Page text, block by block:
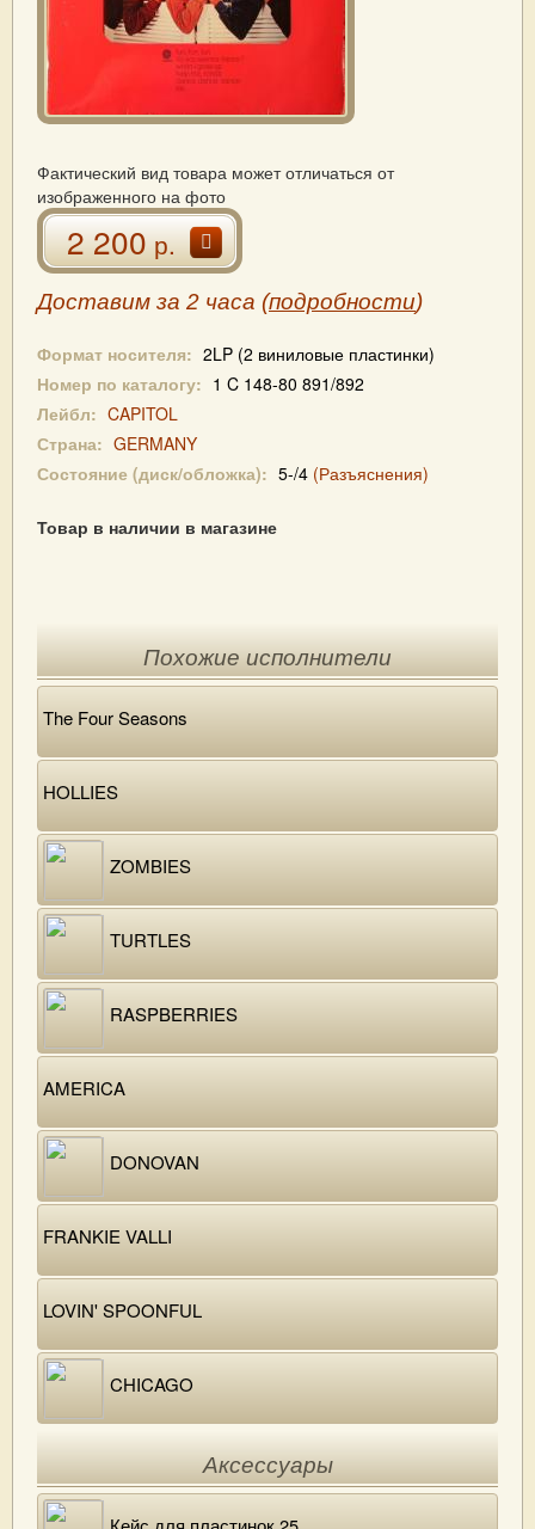
Фактический вид товара может отличаться от
изображенного на фото
2 200р.
Доставим за 2 часа (подробности)
Формат носителя: 2LP (2 виниловые пластинки)
Номер по каталогу: 1 C 148-80 891/892
Лейбл: CAPITOL
Страна: GERMANY
Состояние (диск/обложка): 5-/4 (Разъяснения)
Товар в наличии в магазине
Похожие исполнители
The Four Seasons
HOLLIES
ZOMBIES
TURTLES
RASPBERRIES
AMERICA
DONOVAN
FRANKIE VALLI
LOVIN' SPOONFUL
CHICAGO
Аксессуары